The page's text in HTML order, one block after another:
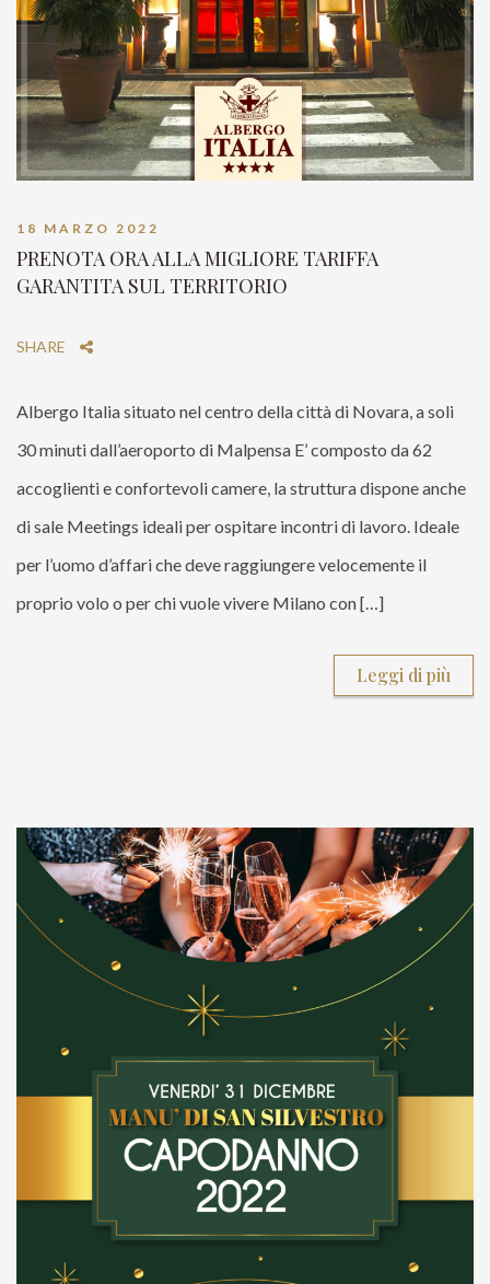
18 MARZO 2022
PRENOTA ORA ALLA MIGLIORE TARIFFA
GARANTITA SUL TERRITORIO
SHARE
Albergo Italia situato nel centro della città di Novara, a soli
30 minuti dall’aeroporto di Malpensa E’ composto da 62
accoglienti e confortevoli camere, la struttura dispone anche
di sale Meetings ideali per ospitare incontri di lavoro. Ideale
per l’uomo d’affari che deve raggiungere velocemente il
proprio volo o per chi vuole vivere Milano con […]
Leggi di più